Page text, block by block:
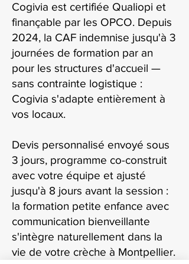
Cogivia est certifiée Qualiopi et
finançable par les OPCO. Depuis
2024, la CAF indemnise jusqu'à 3
journées de formation par an
pour les structures d'accueil —
sans contrainte logistique :
Cogivia s'adapte entièrement à
vos locaux.
Devis personnalisé envoyé sous
3 jours, programme co-construit
avec votre équipe et ajusté
jusqu'à 8 jours avant la session :
la formation petite enfance avec
communication bienveillante
s'intègre naturellement dans la
vie de votre crèche à Montpellier.